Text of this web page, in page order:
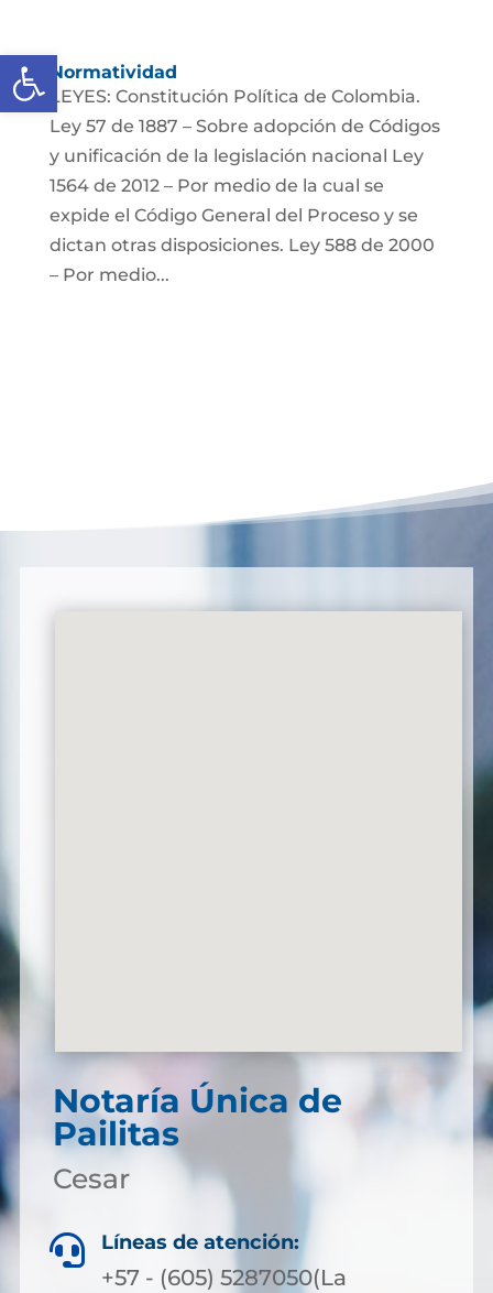
Abrir barra de herramientas
Normatividad
LEYES: Constitución Política de Colombia.
Ley 57 de 1887 – Sobre adopción de Códigos
y unificación de la legislación nacional Ley
1564 de 2012 – Por medio de la cual se
expide el Código General del Proceso y se
dictan otras disposiciones. Ley 588 de 2000
– Por medio...
Notaría Única de
Pailitas
Cesar
 Líneas de atención:
+57 - (605) 5287050(La